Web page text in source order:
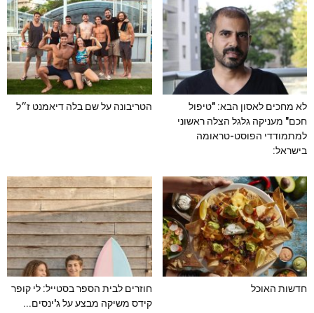
לא מחכים לאסון הבא: "טיפול
חכם" מעניקה גלגל הצלה ראשוני
למתמודדי הפוסט-טראומה
בישראל:
הטריבונה על שם בלה דיאמנט ז״ל
חדשות האוכל
חוזרים לבית הספר בסטייל: לי קופר
קידס משיקה מבצע על ג'ינסים...